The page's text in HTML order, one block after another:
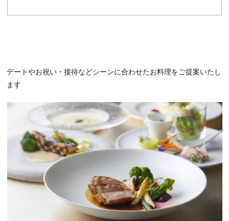
デートやお祝い・接待などシーンに合わせたお料理をご提案いたし
ます